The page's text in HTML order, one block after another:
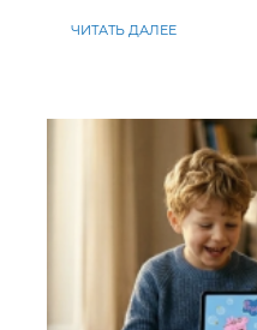
ЧИТАТЬ ДАЛЕЕ